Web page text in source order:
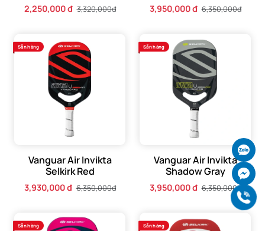
2,250,000 đ 3,320,000đ 3,950,000 đ 6,350,000đ
Sẵn hàng
Vanguar Air Invikta
Selkirk Red
3,930,000 đ 6,350,000đ
Sẵn hàng
Vanguar Air Invikta
Shadow Gray
3,950,000 đ 6,350,000đ
Sẵn hàng Sẵn hàng